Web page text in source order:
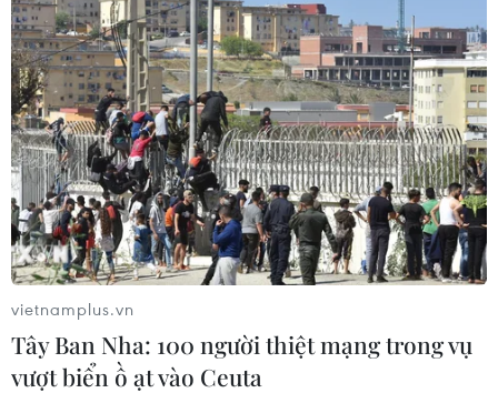
vietnamplus.vn
Tây Ban Nha: 100 người thiệt mạng trong vụ
vượt biển ồ ạt vào Ceuta